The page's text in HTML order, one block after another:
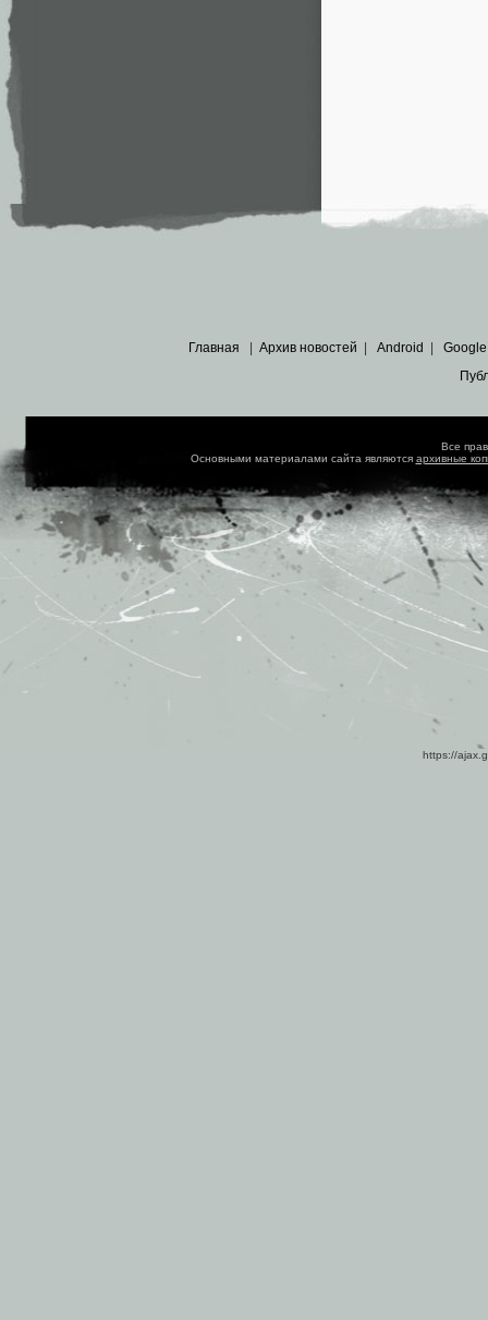
Главная Архив новостей Android Google
Все
Основными материалами сайта являются архивные
https://